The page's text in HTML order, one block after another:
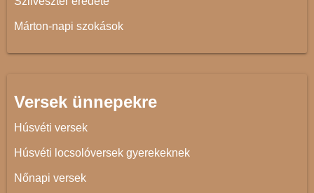
Márton-napi szokások
Versek ünnepekre
Húsvéti versek
Húsvéti locsolóversek gyerekeknek
Nőnapi versek